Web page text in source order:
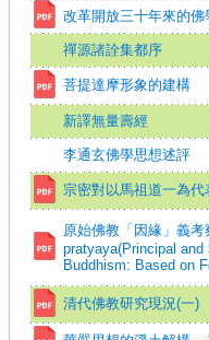
改革開放三十年來的佛
禪源諸詮集都序
菩提達摩形象的建構
新譯無量壽經
李通玄佛學思想述評
宗密對以馬祖道一為
原始佛教「因緣」義
pratyaya(Principal
Buddhism: Based on
清代佛教研究現況(一)